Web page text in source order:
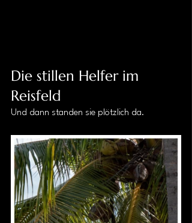
Die stillen Helfer im
Reisfeld
Und dann standen sie plötzlich da.